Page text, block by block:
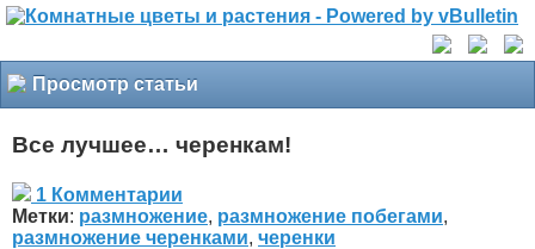
Просмотр статьи
Все лучшее… черенкам!
1 Комментарии
Метки: размножение, размножение побегами,
размножение черенками, черенки